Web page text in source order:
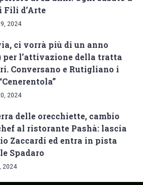
Fili d’Arte
2024
ci vorrà più di un anno
per l’attivazione della tratta
Conversano e Rutigliano i
2024
delle orecchiette, cambio
al ristorante Pashà: lascia
Zaccardi ed entra in pista
Spadaro
2024